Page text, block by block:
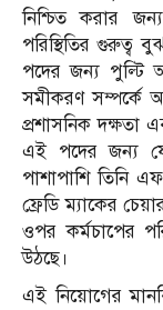
নিশ্চিত করার
পরিস্থিতির গুরুত্ব
পদের জন্য পুল্টি
সমীকরণ সম্পর্কে
প্রশাসনিক দক্ষতা
এই পদের জন্য
পাশাপাশি তিনি
ফ্রেডি ম্যাকের
ওপর কর্মচাপের
উঠছে।
এই নিয়োগের